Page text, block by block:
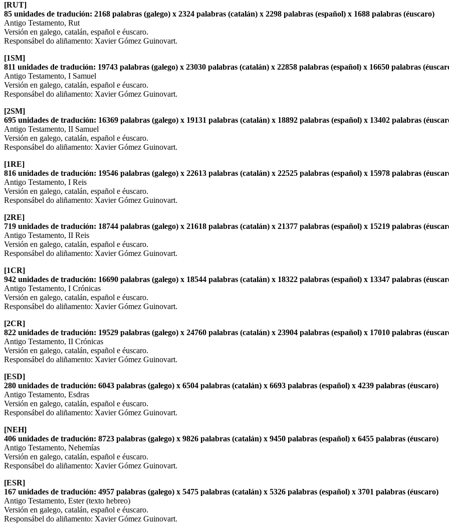
[RUT]
85 unidades de tradución: 2168 palabras (galego) x 2324 palabras (catalán) x 2298 palabras (español) x 1688 palabras (éuscaro)
Antigo Testamento, Rut
Versión en galego, catalán, español e éuscaro.
Responsábel do aliñamento: Xavier Gómez Guinovart.
[1SM]
811 unidades de tradución: 19743 palabras (galego) x 23030 palabras (catalán) x 22858 palabras (español) x 16650 palabras
Antigo Testamento, I Samuel
Versión en galego, catalán, español e éuscaro.
Responsábel do aliñamento: Xavier Gómez Guinovart.
[2SM]
695 unidades de tradución: 16369 palabras (galego) x 19131 palabras (catalán) x 18892 palabras (español) x 13402 palabras
Antigo Testamento, II Samuel
Versión en galego, catalán, español e éuscaro.
Responsábel do aliñamento: Xavier Gómez Guinovart.
[1RE]
816 unidades de tradución: 19546 palabras (galego) x 22613 palabras (catalán) x 22525 palabras (español) x 15978 palabras
Antigo Testamento, I Reis
Versión en galego, catalán, español e éuscaro.
Responsábel do aliñamento: Xavier Gómez Guinovart.
[2RE]
719 unidades de tradución: 18744 palabras (galego) x 21618 palabras (catalán) x 21377 palabras (español) x 15219 palabras
Antigo Testamento, II Reis
Versión en galego, catalán, español e éuscaro.
Responsábel do aliñamento: Xavier Gómez Guinovart.
[1CR]
942 unidades de tradución: 16690 palabras (galego) x 18544 palabras (catalán) x 18322 palabras (español) x 13347 palabras
Antigo Testamento, I Crónicas
Versión en galego, catalán, español e éuscaro.
Responsábel do aliñamento: Xavier Gómez Guinovart.
[2CR]
822 unidades de tradución: 19529 palabras (galego) x 24760 palabras (catalán) x 23904 palabras (español) x 17010 palabras
Antigo Testamento, II Crónicas
Versión en galego, catalán, español e éuscaro.
Responsábel do aliñamento: Xavier Gómez Guinovart.
[ESD]
280 unidades de tradución: 6043 palabras (galego) x 6504 palabras (catalán) x 6693 palabras (español) x 4239 palabras (éuscaro)
Antigo Testamento, Esdras
Versión en galego, catalán, español e éuscaro.
Responsábel do aliñamento: Xavier Gómez Guinovart.
[NEH]
406 unidades de tradución: 8723 palabras (galego) x 9826 palabras (catalán) x 9450 palabras (español) x 6455 palabras (éuscaro)
Antigo Testamento, Nehemías
Versión en galego, catalán, español e éuscaro.
Responsábel do aliñamento: Xavier Gómez Guinovart.
[ESR]
167 unidades de tradución: 4957 palabras (galego) x 5475 palabras (catalán) x 5326 palabras (español) x 3701 palabras (éuscaro)
Antigo Testamento, Ester (texto hebreo)
Versión en galego, catalán, español e éuscaro.
Responsábel do aliñamento: Xavier Gómez Guinovart.